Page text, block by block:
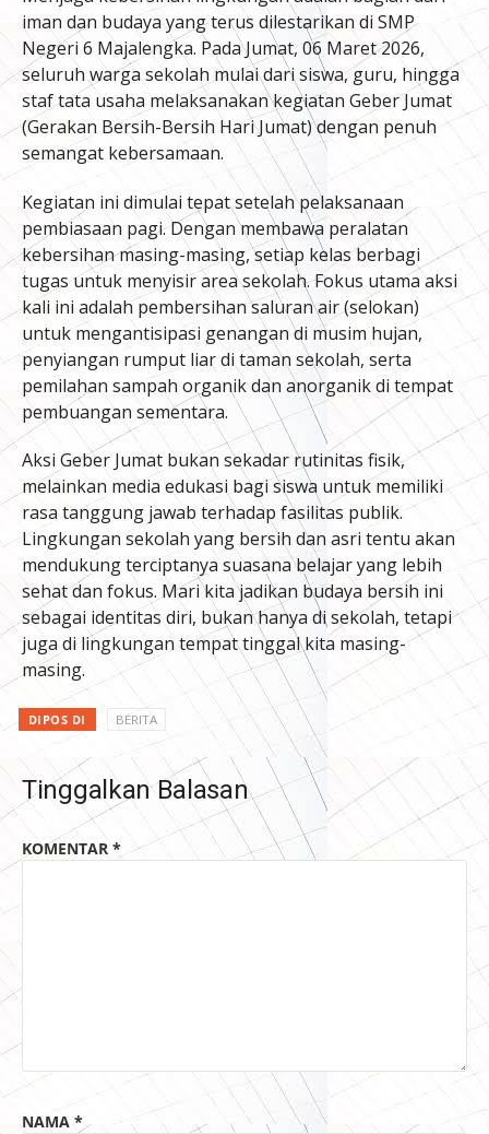
iman dan budaya yang terus dilestarikan di SMP
Negeri 6 Majalengka. Pada Jumat, 06 Maret 2026,
seluruh warga sekolah mulai dari siswa, guru, hingga
staf tata usaha melaksanakan kegiatan Geber Jumat
(Gerakan Bersih-Bersih Hari Jumat) dengan penuh
semangat kebersamaan.
Kegiatan ini dimulai tepat setelah pelaksanaan
pembiasaan pagi. Dengan membawa peralatan
kebersihan masing-masing, setiap kelas berbagi
tugas untuk menyisir area sekolah. Fokus utama aksi
kali ini adalah pembersihan saluran air (selokan)
untuk mengantisipasi genangan di musim hujan,
penyiangan rumput liar di taman sekolah, serta
pemilahan sampah organik dan anorganik di tempat
pembuangan sementara.
Aksi Geber Jumat bukan sekadar rutinitas fisik,
melainkan media edukasi bagi siswa untuk memiliki
rasa tanggung jawab terhadap fasilitas publik.
Lingkungan sekolah yang bersih dan asri tentu akan
mendukung terciptanya suasana belajar yang lebih
sehat dan fokus. Mari kita jadikan budaya bersih ini
sebagai identitas diri, bukan hanya di sekolah, tetapi
juga di lingkungan tempat tinggal kita masing-
masing.
DIPOS DI BERITA
Tinggalkan Balasan
KOMENTAR *
NAMA *